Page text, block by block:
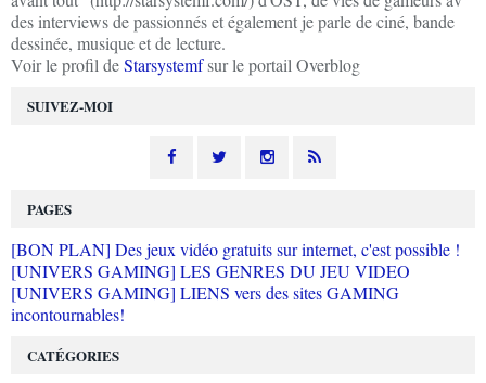
SUIVEZ-MOI
des interviews de passionnés et également je parle de ciné, bande
dessinée, musique et de lecture.
Voir le profil deStarsystemfsur le portail Overblog
PAGES
[BON PLAN] Des jeux vidéo gratuits sur internet, c'est possible !
[UNIVERS GAMING] LES GENRES DU JEU VIDEO
[UNIVERS GAMING] LIENS vers des sites GAMING
incontournables!
CATÉGORIES